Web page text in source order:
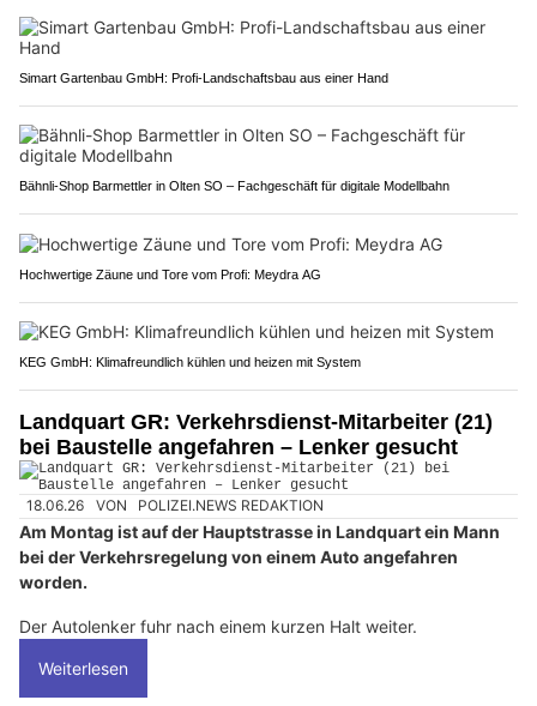
Simart Gartenbau GmbH: Profi-Landschaftsbau aus einer Hand
Bähnli-Shop Barmettler in Olten SO – Fachgeschäft für digitale Modellbahn
Hochwertige Zäune und Tore vom Profi: Meydra AG
KEG GmbH: Klimafreundlich kühlen und heizen mit System
Landquart GR: Verkehrsdienst-Mitarbeiter (21)
bei Baustelle angefahren – Lenker gesucht
18.06.26 VON POLIZEI.NEWS REDAKTION
Am Montag ist auf der Hauptstrasse in Landquart ein Mann
bei der Verkehrsregelung von einem Auto angefahren
worden.
Der Autolenker fuhr nach einem kurzen Halt weiter.
Weiterlesen